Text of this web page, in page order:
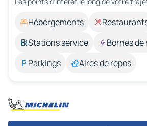
Hébergements
Stations service
Bornes
Parkings
Aires de repos